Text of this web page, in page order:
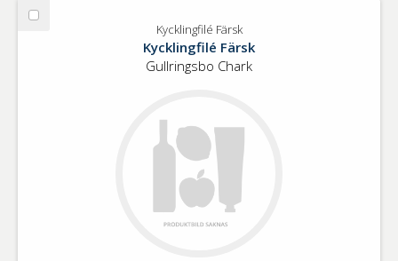
Välj
Kycklingfilé Färsk
Kycklingfilé Färsk
Gullringsbo Chark